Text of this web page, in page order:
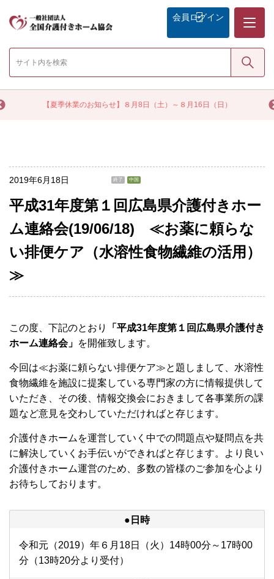
【夏季休業のお知らせ】８月8日（土）～８月16日（日）
会員 ログイン
検索
2019年6月18日 終了 中国
平成31年度第１回広島県介護付きホー
ム連絡会(19/06/18) ≪お薬に頼らな
い排便ケア（水溶性食物繊維の活用）
≫
この度、下記のとおり
「平成31年度第１回広島県介護付き
ホーム連絡会」 を開催致します。
今回は≪お薬に頼らない排便ケア≫と題しまして、水溶性
食物繊維を施設に提案している専門家の方に情報提供して
いただき、その後、情報交換会におきまして各事業所の課
題など意見を交わしていただければと存じます。
介護付きホームを運営していく中での問題点や疑問点を共
に解決していくお手伝いができればと存じます。より良い
介護付きホーム運営のため、多数の皆様のご参加を心より
お待ちしております。
●日時
令和元（2019）年６月18日（火）14時00分～17時00
分（13時20分より受付）